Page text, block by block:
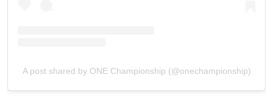
A post shared by ONE Championship (@onechampionship)